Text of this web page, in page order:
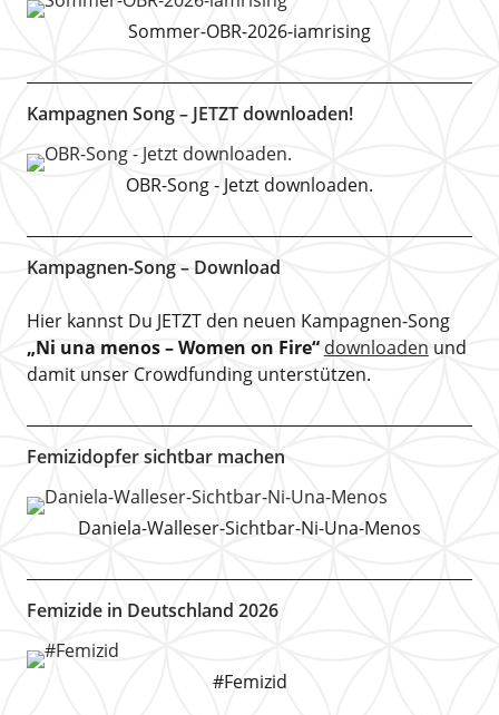
Sommer-OBR-2026-iamrising
Kampagnen Song – JETZT downloaden!
OBR-Song - Jetzt downloaden.
Kampagnen-Song – Download
Hier kannst Du JETZT den neuen Kampagnen-Song
„Ni una menos – Women on Fire“downloaden und
damit unser Crowdfunding unterstützen.
Femizidopfer sichtbar machen
Daniela-Walleser-Sichtbar-Ni-Una-Menos
Femizide in Deutschland 2026
#Femizid